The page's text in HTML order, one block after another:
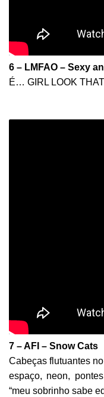
6 – LMFAO – Sexy
É… GIRL LOOK
7 – AFI – Snow Cats
Cabeças flutuantes no
espaço, neon,
“meu sobrinho sabe